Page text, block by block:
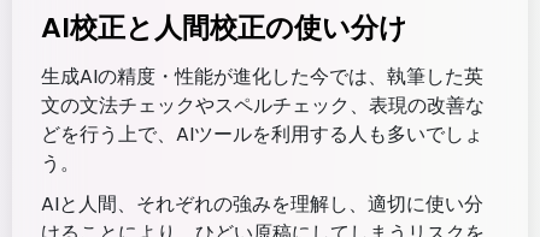
AI校正と人間校正の使い分け
生成AIの精度・性能が進化した今では、執筆した英
文の文法チェックやスペルチェック、表現の改善な
どを行う上で、AIツールを利用する人も多いでしょ
う。
AIと人間、それぞれの強みを理解し、適切に使い分